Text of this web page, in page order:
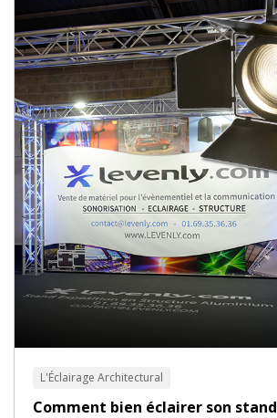
L'Éclairage Architectural
Comment bien éclairer son stand